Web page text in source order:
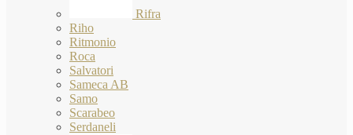
Rifra
Riho
Ritmonio
Roca
Salvatori
Sameca AB
Samo
Scarabeo
Serdaneli